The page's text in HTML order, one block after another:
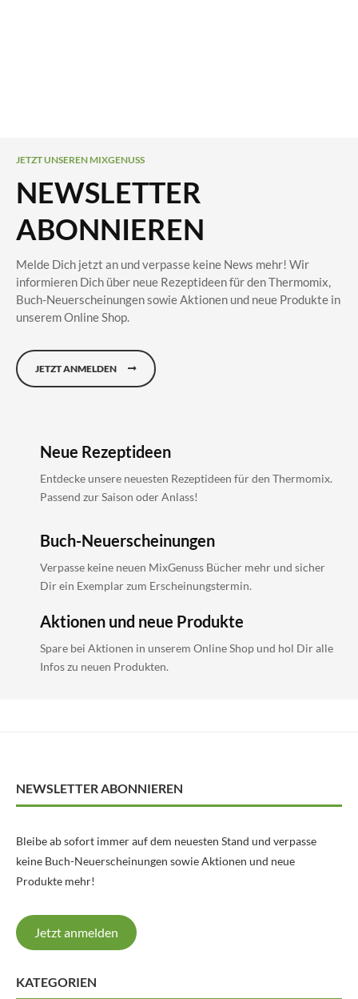
JETZT UNSEREN MIXGENUSS
NEWSLETTER
ABONNIEREN
Melde Dich jetzt an und verpasse keine News mehr! Wir
informieren Dich über neue Rezeptideen für den Thermomix,
Buch-Neuerscheinungen sowie Aktionen und neue Produkte in
unserem Online Shop.
JETZT ANMELDEN
Neue Rezeptideen
Entdecke unsere neuesten Rezeptideen für den Thermomix.
Passend zur Saison oder Anlass!
Buch-Neuerscheinungen
Verpasse keine neuen MixGenuss Bücher mehr und sicher
Dir ein Exemplar zum Erscheinungstermin.
Aktionen und neue Produkte
Spare bei Aktionen in unserem Online Shop und hol Dir alle
Infos zu neuen Produkten.
NEWSLETTER ABONNIEREN
Bleibe ab sofort immer auf dem neuesten Stand und verpasse
keine Buch-Neuerscheinungen sowie Aktionen und neue
Produkte mehr!
Jetzt anmelden
KATEGORIEN